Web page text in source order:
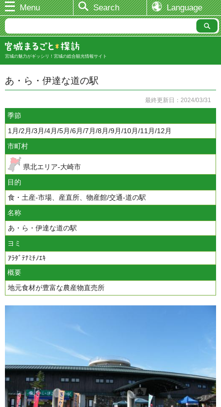
Menu Search Language
宮城の魅力がギッシリ！宮城の総合観光情報サイト
あ・ら・伊達な道の駅
最終更新日：2024/03/31
季節
1月/2月/3月/4月/5月/6月/7月/8月/9月/10月/11月/12月
市町村
県北エリア-大崎市
目的
食・土産-市場、産直所、物産館/交通-道の駅
名称
あ・ら・伊達な道の駅
ヨミ
ｱﾗﾀﾞﾃﾅﾐﾁﾉｴｷ
概要
地元食材が豊富な農産物直売所